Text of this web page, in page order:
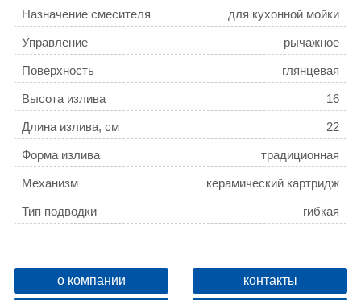
Назначение смесителя для кухонной мойки
Управление рычажное
Поверхность глянцевая
Высота излива 16
Длина излива, см 22
Форма излива традиционная
Механизм керамический картридж
Тип подводки гибкая
Расположение рычага сбоку
Отверстия для монтажа 1 отверстие
о компании контакты